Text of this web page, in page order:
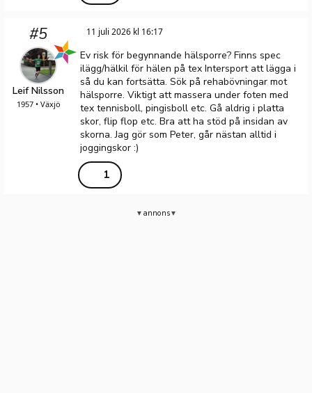
#5
Leif Nilsson
1957 • Växjö
11 juli 2026 kl 16:17
Ev risk för begynnande hälsporre? Finns spec
ilägg/hälkil för hälen på tex Intersport att lägga i
så du kan fortsätta. Sök på rehabövningar mot
hälsporre. Viktigt att massera under foten med
tex tennisboll, pingisboll etc. Gå aldrig i platta
skor, flip flop etc. Bra att ha stöd på insidan av
skorna. Jag gör som Peter, går nästan alltid i
joggingskor :)
1
annons